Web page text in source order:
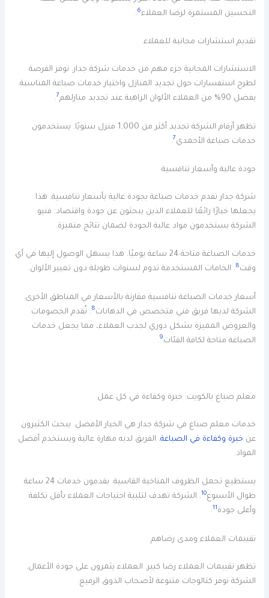
التحسين المستمرة لرضا العملاء6
.
تقديم استشارات مجانية للعملاء
الاستشارات المجانية جزء مهم من خدمات شركة جدار. توفر الفرصة
لطرح استفسارات حول تجديد المنازل واختيار خدمات صباغة المناسبة.
يفضل 90% من العملاء الألوان الزاهية عند تجديد منازلهم
7
.
تظهر أرقام الشركة تجديد أكثر من 1,000 منزل سنويًا. يستخدمون
خدمات صباغة الأحمدي7
.
جودة عالية وأسعار تنافسية
شركة جدار تقدم خدمات صباغة بجودة عالية بأسعار تنافسية. هذا
يجعلها خيارًا رائعًا للعملاء الذين يبحثون عن جودة واقتصاد. فنيو
الشركة يستخدمون مواد عالية الجودة لضمان نتائج متميزة.
خدمات الصباغة متاحة 24 ساعة يوميًا. هذا يسهل الوصول إليها في أي
وقت8. الخامات المستخدمة تدوم لسنوات طويلة دون تغيير الألوان.
أسعار خدمات الصباغة تنافسية مقارنة بالأسعار في المناطق الأخرى.
الشركة لديها فريق فني متخصص في الدهانات8. تُقدم الخصومات
والعروض المميزة بشكل دوري لجذب العملاء، مما يجعل خدمات
الصباغة متاحة لكافة الفئات9
.
معلم صباغ بالكويت: خبرة وكفاءة في كل عمل
خدمات معلم صباغ في شركة جدار هي الخيار الأفضل. يبحث الكثيرون
عن خبرة وكفاءة في الصباغة. الفريق لديه مهارة عالية ويستخدم أفضل
المواد.
يستطيع تحمل الظروف المناخية القاسية. يقدمون خدمات 24 ساعة
طوال الأسبوع10. الشركة تهدف لتلبية احتياجات العملاء بأقل تكلفة
وأعلى جودة11
.
تقييمات العملاء ومدى رضاهم
تظهر تقييمات العملاء رضا كبير. العملاء يثمرون على جودة الأعمال.
الشركة توفر كتالوجات متنوعة لأصحاب الذوق الرفيع.